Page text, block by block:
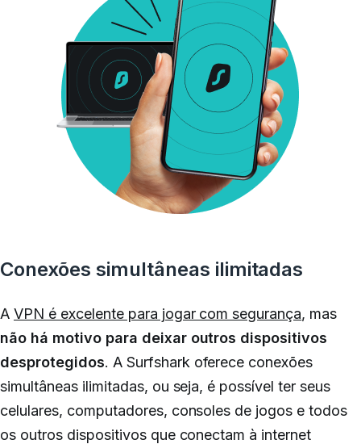
Conexões simultâneas ilimitadas
A VPN é excelente para jogar com segurança, mas
não há motivo para deixar outros dispositivos
desprotegidos. A Surfshark oferece conexões
simultâneas ilimitadas, ou seja, é possível ter seus
celulares, computadores, consoles de jogos e todos
os outros dispositivos que conectam à internet